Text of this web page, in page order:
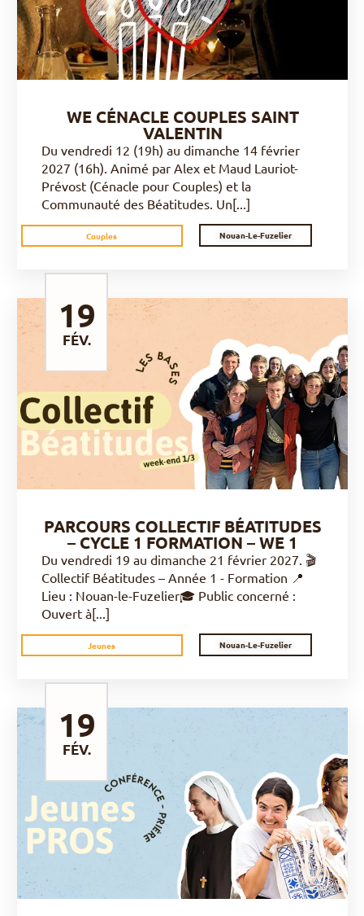
WE CÉNACLE COUPLES SAINT
VALENTIN
Du vendredi 12 (19h) au dimanche 14 février
2027 (16h). Animé par Alex et Maud Lauriot-
Prévost (Cénacle pour Couples) et la
Communauté des Béatitudes. Un[...]
Couples Nouan-Le-Fuzelier
FÉV.
DÉCOUVRIR
PARCOURS COLLECTIF BÉATITUDES
– CYCLE 1 FORMATION – WE 1
Du vendredi 19 au dimanche 21 février 2027. 🎬
Collectif Béatitudes – Année 1 - Formation 📍
Lieu : Nouan-le-Fuzelier🎓 Public concerné :
Ouvert à[...]
Jeunes Nouan-Le-Fuzelier
19
FÉV.
DÉCOUVRIR
19